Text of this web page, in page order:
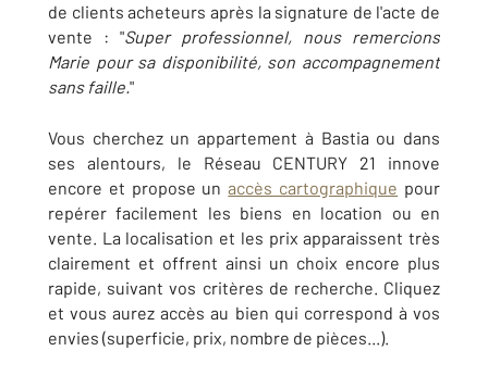
de clients acheteurs après la signature de l'acte de
vente : "Super professionnel, nous remercions
Marie pour sa disponibilité, son accompagnement
sans faille. "
Vous cherchez un appartement à Bastia ou dans
ses alentours, le Réseau CENTURY 21 innove
encore et propose unaccès cartographique pour
repérer facilement les biens en location ou en
vente. La localisation et les prix apparaissent très
clairement et offrent ainsi un choix encore plus
rapide, suivant vos critères de recherche. Cliquez
et vous aurez accès au bien qui correspond à vos
envies (superficie, prix, nombre de pièces...).